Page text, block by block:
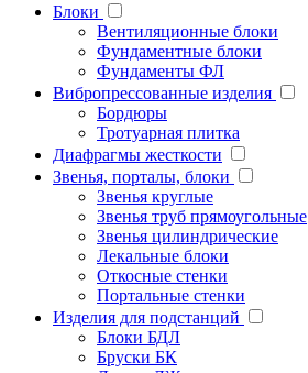
Блоки
Вентиляционные блоки
Фундаментные блоки
Фундаменты ФЛ
Вибропрессованные изделия
Бордюры
Тротуарная плитка
Диафрагмы жесткости
Звенья, порталы, блоки
Звенья круглые
Звенья труб прямоугольные
Звенья цилиндрические
Лекальные блоки
Откосные стенки
Портальные стенки
Изделия для подстанций
Блоки БДЛ
Бруски БК